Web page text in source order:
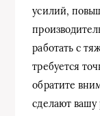
усилий,
работать с
требуется
обратите
сделают